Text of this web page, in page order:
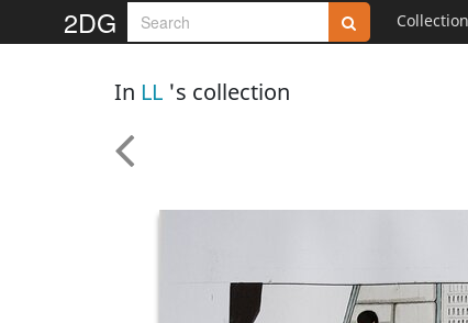
2DG
In LL 's collection